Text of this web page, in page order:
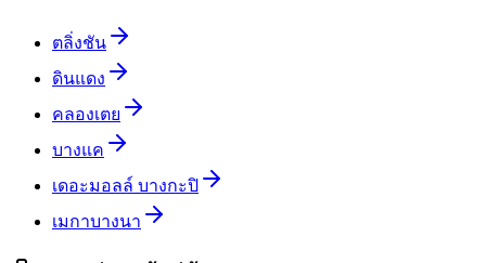
ตลิ่งชัน
ดินแดง
คลองเตย
บางแค
เดอะมอลล์ บางกะปิ
เมกาบางนา